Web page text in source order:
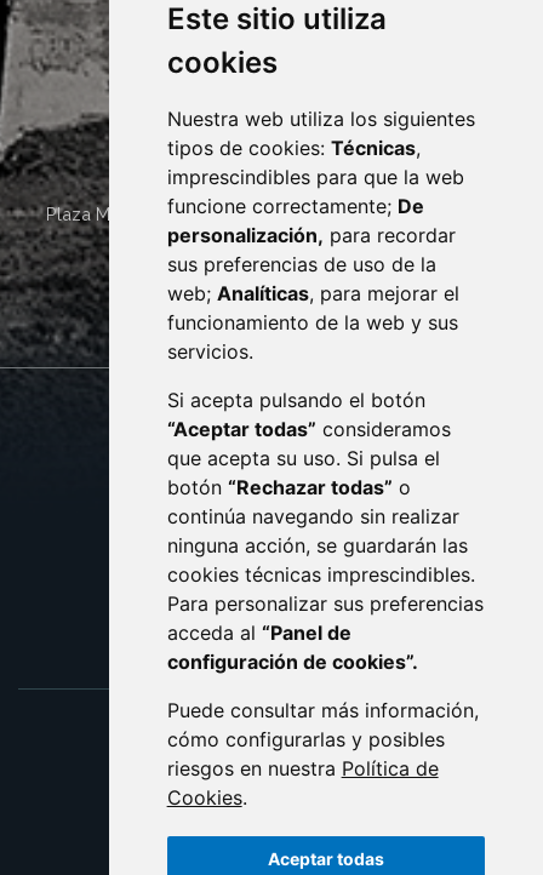
Este sitio utiliza
cookies
Nuestra web utiliza los siguientes
tipos de cookies: Técnicas,
imprescindibles para que la web
funcione correctamente; De
personalización, para recordar
sus preferencias de uso de la
web; Analíticas, para mejorar el
funcionamiento de la web y sus
servicios.
Si acepta pulsando el botón
“Aceptar todas” consideramos
que acepta su uso. Si pulsa el
botón “Rechazar todas” o
continúa navegando sin realizar
ninguna acción, se guardarán las
cookies técnicas imprescindibles.
Para personalizar sus preferencias
acceda al “Panel de
configuración de cookies”.
Puede consultar más información,
cómo configurarlas y posibles
riesgos en nuestra Política de
Cookies.
Aceptar todas
Plaza Mayor 4 22400 MONZÓN - ARAGÓN (ESPAÑA)
· (34) 974 400 700 ·
sac@monzon.es
monzon.es
CONTACTO
AVISO LEGAL
PROTECCIÓN DE DATOS
POLÍTICA DE COOKIES
ACCESIBILIDAD
ENLACE EXTERNO AL